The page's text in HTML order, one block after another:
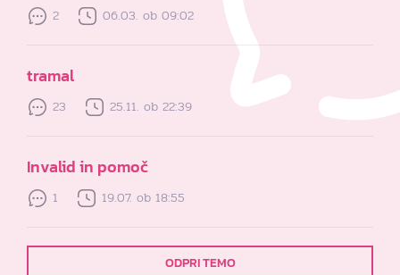
2 06.03. ob 09:02
tramal
23 25.11. ob 22:39
Invalid in pomoč
1 19.07. ob 18:55
ODPRI TEMO